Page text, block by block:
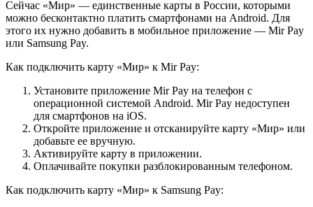
Сейчас «Мир» — единственные карты в России, которыми
можно бесконтактно платить смартфонами на Android. Для
этого их нужно добавить в мобильное приложение — Mir Pay
или Samsung Pay.
Как подключить карту «Мир» к Mir Pay:
Установите приложение Mir Pay на телефон с
операционной системой Android. Mir Pay недоступен
для смартфонов на iOS.
Откройте приложение и отсканируйте карту «Мир» или
добавьте ее вручную.
Активируйте карту в приложении.
Оплачивайте покупки разблокированным телефоном.
Как подключить карту «Мир» к Samsung Pay: